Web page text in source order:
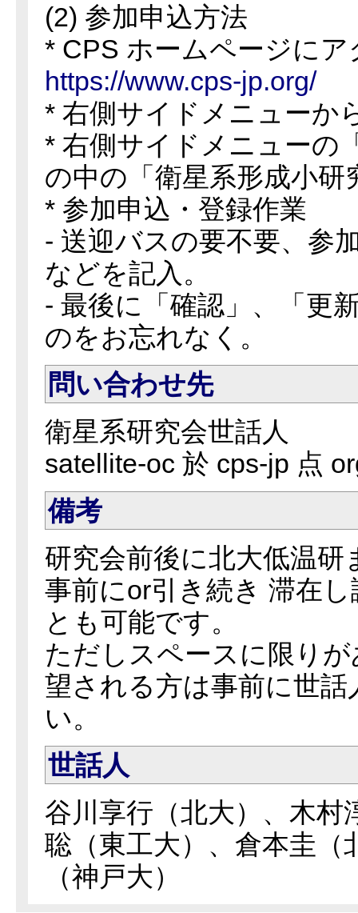
(2) 参加申込方法
* CPS ホームページに
https://www.cps-jp.org/
* 右側サイドメニューか
* 右側サイドメニューの
の中の「衛星系形成小研
* 参加申込・登録作業
- 送迎バスの要不要、参
などを記入。
- 最後に「確認」、「更
のをお忘れなく。
問い合わせ先
衛星系研究会世話人
satellite-oc 於 cps-jp 点
備考
研究会前後に北大低温研
事前にor引き続き 滞在
とも可能です。
ただしスペースに限り
望される方は事前に世
い。
世話人
谷川享行（北大）、木村
聡（東工大）、倉本圭（
（神戸大）